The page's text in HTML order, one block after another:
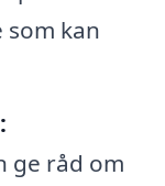
kan
ge råd om